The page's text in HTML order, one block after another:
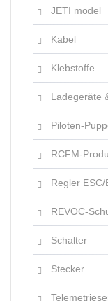
JETI model
Kabel
Klebstoffe
Ladegeräte
Piloten-
RCFM-
Regler ESC/
REVOC-
Schalter
Stecker